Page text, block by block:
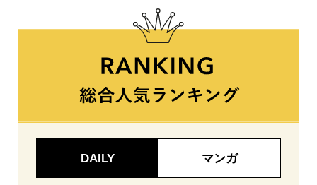
DAILY マンガ